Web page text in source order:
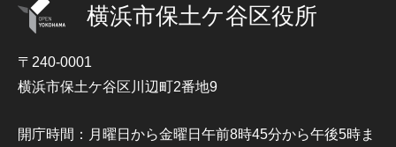
横浜市保土ケ谷区役所
〒240-0001
横浜市保土ケ谷区川辺町2番地9
開庁時間：月曜日から金曜日午前8時45分から午後5時ま